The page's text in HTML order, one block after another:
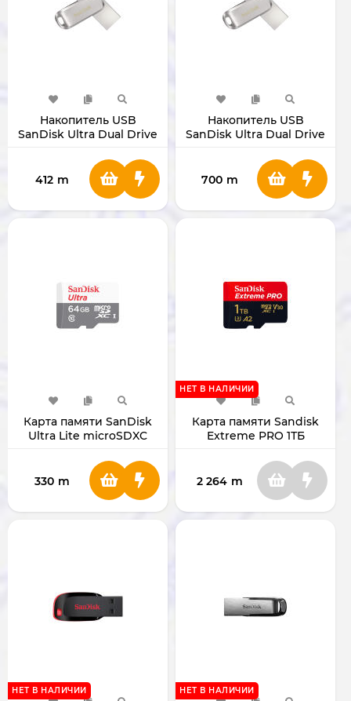
Накопитель USB
SanDisk Ultra Dual Drive
412 m
Накопитель USB
SanDisk Ultra Dual Drive
700 m
Карта памяти SanDisk
Ultra Lite microSDXC
330 m
Карта памяти Sandisk
Extreme PRO 1ТБ
1T00-GN6MA
НЕТ В НАЛИЧИИ
2 264 m
НЕТ В НАЛИЧИИ НЕТ В НАЛИЧИИ